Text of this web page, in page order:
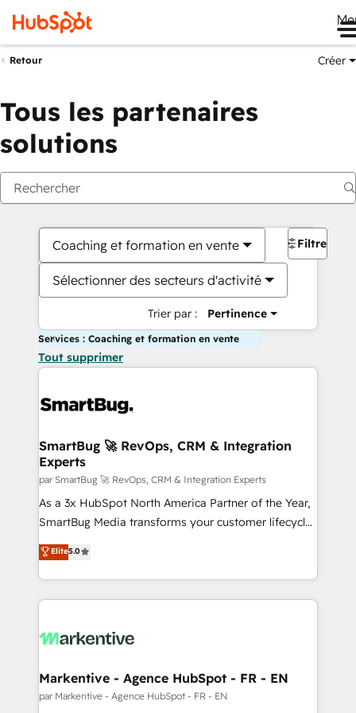
Retour Créer
Tous les partenaires
solutions
Coaching et formation en vente
Sélectionner des secteurs d'activité
Trier par : Pertinence
Filtres
Services : Coaching et formation en vente
Tout supprimer
SmartBug 🚀 RevOps, CRM & Integration
Experts
par SmartBug 🚀 RevOps, CRM & Integration Experts
As a 3x HubSpot North America Partner of the Year,
SmartBug Media transforms your customer lifecycle
into a revenue engine. Our unified ecosystem
includes specialized divisions Globalia (AI &
Software) and Point Success Media (Paid Media),
making this the official home for all three brands. 🔄
and system integrations powered by Globalia’s
trainers to drive platform adoption. 📈 Revenue
Generation - Full-funnel marketing and high-
Elite5.0
Markentive - Agence HubSpot - FR - EN
par Markentive - Agence HubSpot - FR - EN